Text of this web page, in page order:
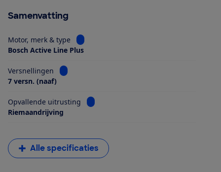
Samenvatting
Motor, merk & type
Bekijk informatie voor Motor, merk & type
Bosch Active Line Plus
Versnellingen
Bekijk informatie voor Versnellingen
7 versn. (naaf)
Opvallende uitrusting
Bekijk informatie voor Opvallende
Riemaandrijving
Alle specificaties